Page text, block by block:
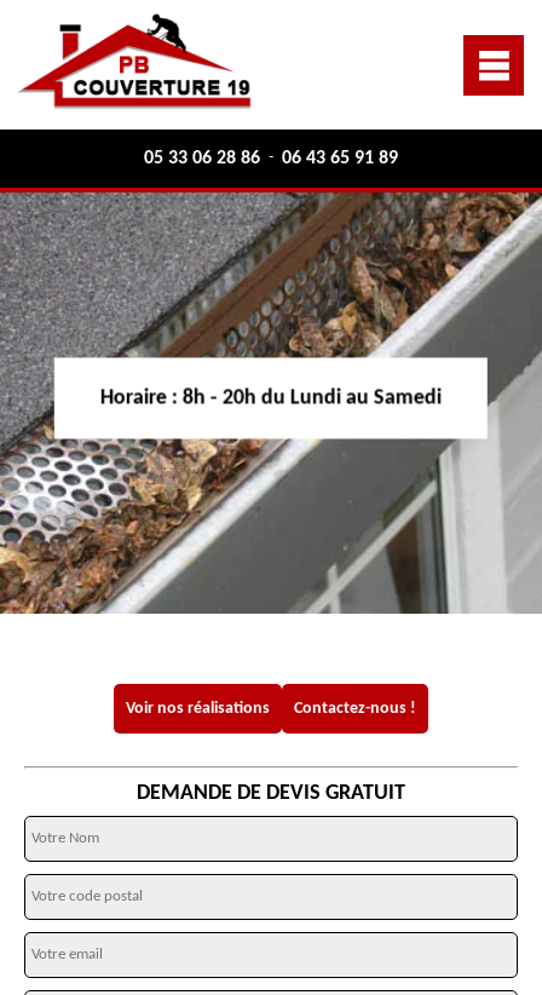
05 33 06 28 86 - 06 43 65 91 89
Horaire : 8h - 20h du Lundi au Samedi
Voir nos réalisations Contactez-nous !
DEMANDE DE DEVIS GRATUIT